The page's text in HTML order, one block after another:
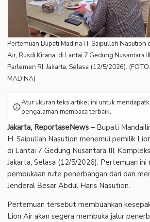
Pertemuan Bupati Madina H. Saipullah Nasution
Air, Rusdi Kirana, di Lantai 7 Gedung Nusantara
Parlemen RI, Jakarta, Selasa (12/5/2026).
MADINA)
infoAtur ukuran teks artikel ini untuk
pengalaman membaca terbaik.
Jakarta, ReportaseNews – Bupati
H. Saipullah Nasution menemui pemilik
di Lantai 7 Gedung Nusantara III,
Jakarta, Selasa (12/5/2026). Pertemuan ini
pembukaan rute penerbangan dari dan
Jenderal Besar Abdul Haris Nasution.
Pertemuan tersebut membuahkan
Lion Air akan segera membuka jalur